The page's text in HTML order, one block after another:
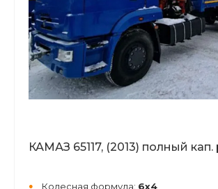
КАМАЗ 65117, (2013) полный
Колесная формула: 6х4